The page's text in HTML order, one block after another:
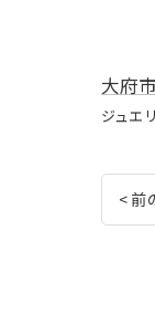
大府
ジュエ
< 前